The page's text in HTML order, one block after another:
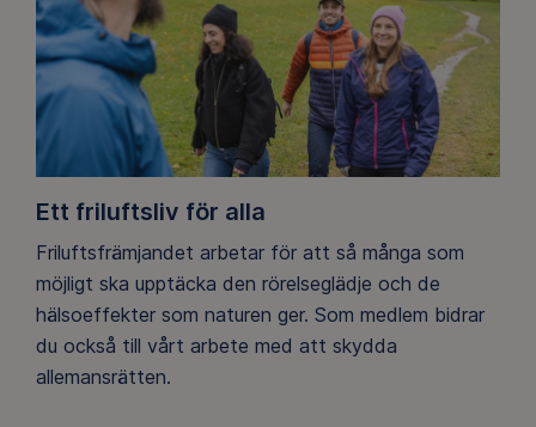
Ett friluftsliv för alla
Friluftsfrämjandet arbetar för att så många som
möjligt ska upptäcka den rörelseglädje och de
hälsoeffekter som naturen ger. Som medlem bidrar
du också till vårt arbete med att skydda
allemansrätten.